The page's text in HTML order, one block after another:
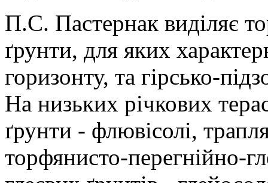
П.С. Пастернак виділяє
ґрунти, для яких
горизонту, та гірсько-
На низьких річкових
ґрунти - флювісолі,
торфянисто-перегнійно-